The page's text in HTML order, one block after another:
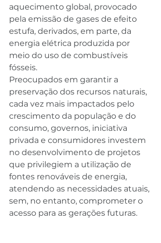
aquecimento global, provocado
pela emissão de gases de efeito
estufa, derivados, em parte, da
energia elétrica produzida por
meio do uso de combustíveis
fósseis.
Preocupados em garantir a
preservação dos recursos naturais,
cada vez mais impactados pelo
crescimento da população e do
consumo, governos, iniciativa
privada e consumidores investem
no desenvolvimento de projetos
que privilegiem a utilização de
fontes renováveis de energia,
atendendo as necessidades atuais,
sem, no entanto, comprometer o
acesso para as gerações futuras.